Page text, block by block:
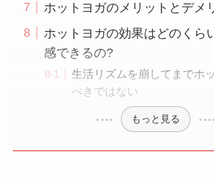
ホットヨガのメリットとデメ
ホットヨガの効果はどのくら
感できるの?
生活リズムを崩してまでホ
べきではない
もっと見る